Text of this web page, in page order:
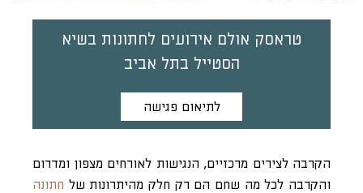
טראסק אולם אירועים לחתונות בשיא
הסטייל בתל אביב
לתיאום פגישה
הקרבה לצירים מרכזיים, הנגישות לאורחים מצפון ומדרום
והקרבה לכל מה שחם הם רק חלק מהיתרונות של חתונה